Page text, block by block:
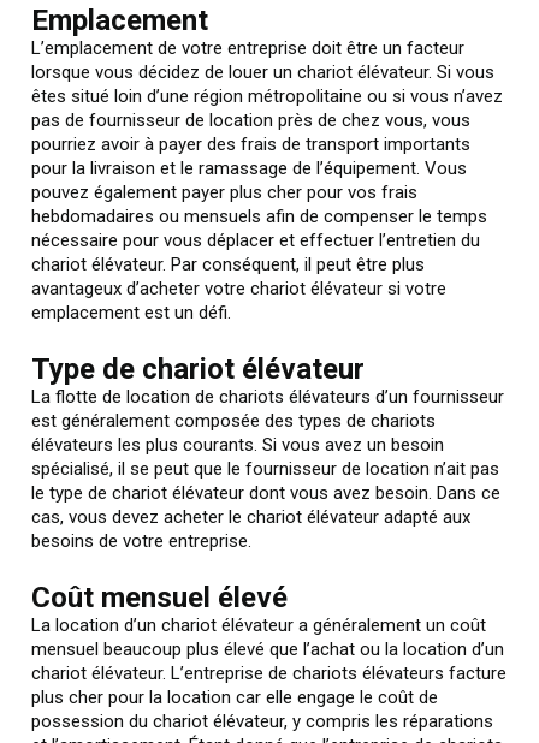
Emplacement
L’emplacement de votre entreprise doit être un facteur
lorsque vous décidez de louer un chariot élévateur. Si vous
êtes situé loin d’une région métropolitaine ou si vous n’avez
pas de fournisseur de location près de chez vous, vous
pourriez avoir à payer des frais de transport importants
pour la livraison et le ramassage de l’équipement. Vous
pouvez également payer plus cher pour vos frais
hebdomadaires ou mensuels afin de compenser le temps
nécessaire pour vous déplacer et effectuer l’entretien du
chariot élévateur. Par conséquent, il peut être plus
avantageux d’acheter votre chariot élévateur si votre
emplacement est un défi.
Type de chariot élévateur
La flotte de location de chariots élévateurs d’un fournisseur
est généralement composée des types de chariots
élévateurs les plus courants. Si vous avez un besoin
spécialisé, il se peut que le fournisseur de location n’ait pas
le type de chariot élévateur dont vous avez besoin. Dans ce
cas, vous devez acheter le chariot élévateur adapté aux
besoins de votre entreprise.
Coût mensuel élevé
La location d’un chariot élévateur a généralement un coût
mensuel beaucoup plus élevé que l’achat ou la location d’un
chariot élévateur. L’entreprise de chariots élévateurs facture
plus cher pour la location car elle engage le coût de
possession du chariot élévateur, y compris les réparations